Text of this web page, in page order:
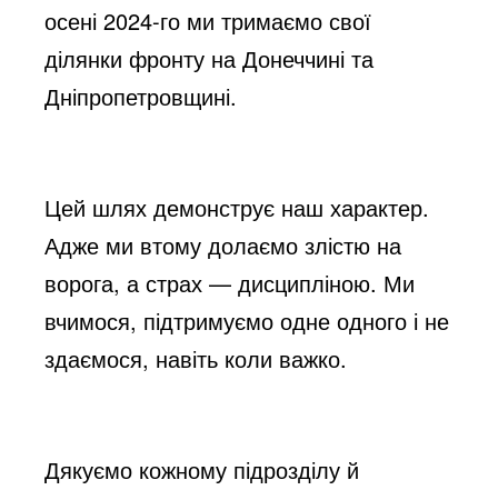
осені 2024-го ми тримаємо свої
ділянки фронту на Донеччині та
Дніпропетровщині.
Цей шлях демонструє наш характер.
Адже ми втому долаємо злістю на
ворога, а страх — дисципліною. Ми
вчимося, підтримуємо одне одного і не
здаємося, навіть коли важко.
Дякуємо кожному підрозділу й